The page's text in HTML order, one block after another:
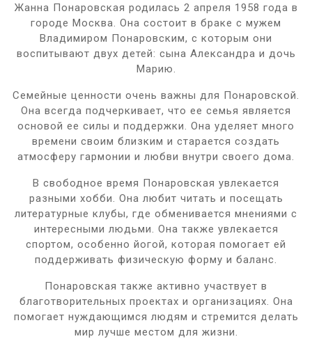
Жанна Понаровская родилась 2 апреля 1958 года в
городе Москва. Она состоит в браке с мужем
Владимиром Понаровским, с которым они
воспитывают двух детей: сына Александра и дочь
Марию.
Семейные ценности очень важны для Понаровской.
Она всегда подчеркивает, что ее семья является
основой ее силы и поддержки. Она уделяет много
времени своим близким и старается создать
атмосферу гармонии и любви внутри своего дома.
В свободное время Понаровская увлекается
разными хобби. Она любит читать и посещать
литературные клубы, где обменивается мнениями с
интересными людьми. Она также увлекается
спортом, особенно йогой, которая помогает ей
поддерживать физическую форму и баланс.
Понаровская также активно участвует в
благотворительных проектах и организациях. Она
помогает нуждающимся людям и стремится делать
мир лучше местом для жизни.